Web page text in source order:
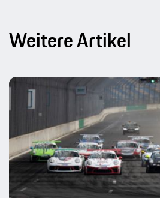
Weitere Artikel